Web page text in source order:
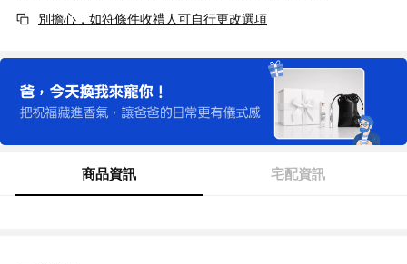
別擔心，如符條件收禮人可自行更改選項
商品資訊 宅配資訊